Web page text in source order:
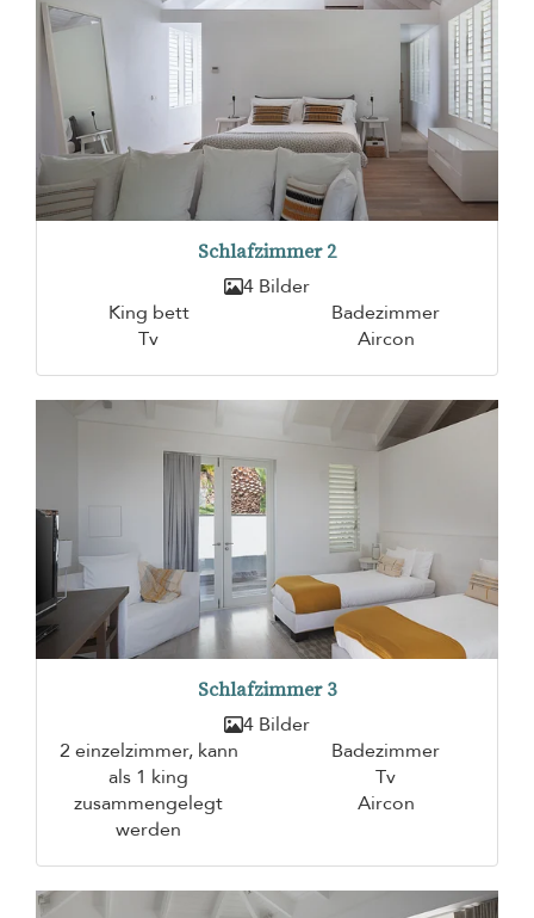
Schlafzimmer 2
4 Bilder
King bett
Badezimmer
Tv
Aircon
Schlafzimmer 3
4 Bilder
2 einzelzimmer, kann
als 1 king
zusammengelegt
werden
Badezimmer
Tv
Aircon